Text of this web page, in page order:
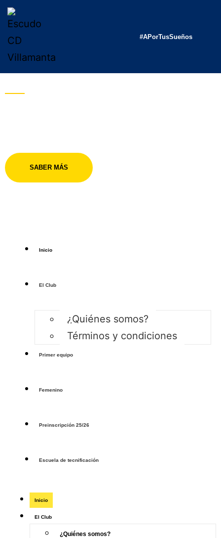
#APorTusSueños
Villamanta cuenta con uno de los mejores equipos femeninos de Madrid.
SABER MÁS
Inicio
El Club
¿Quiénes somos?
Términos y condiciones
Primer equipo
Femenino
Preinscripción 25/26
Escuela de tecnificación
Inicio
El Club
¿Quiénes somos?